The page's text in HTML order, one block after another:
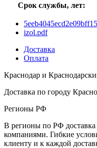
Срок службы, лет:
izol.pdf
Доставка
Оплата
Краснодар и
Доставка по городу
Регионы РФ
В регионы по РФ доставка
компаниями. Гибкие
клиенту и к каждой